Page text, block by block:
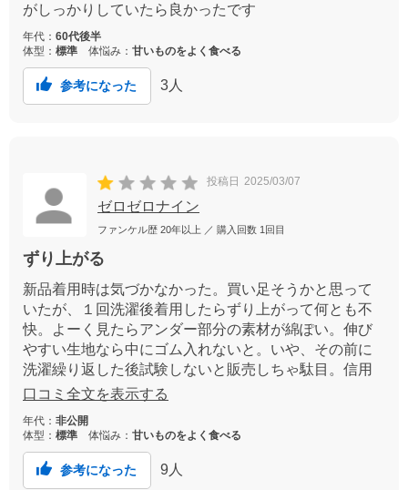
がしっかりしていたら良かったです
年代： 60代後半
体型： 標準 体悩み： 甘いものをよく食べる
参考になった 3 人
投稿日 2025/03/07
ゼロゼロナイン
ファンケル歴 20年以上 ／ 購入回数 1回目
ずり上がる
新品着用時は気づかなかった。買い足そうかと思って
いたが、１回洗濯後着用したらずり上がって何とも不
快。よーく見たらアンダー部分の素材が綿ぽい。伸び
やすい生地なら中にゴム入れないと。いや、その前に
洗濯繰り返した後試験しないと販売しちゃ駄目。信用
無くします。まだ新しいので自分で外からゴムつけま
口コミ全文を表示する
年代： 非公開
体型： 標準 体悩み： 甘いものをよく食べる
参考になった 9 人